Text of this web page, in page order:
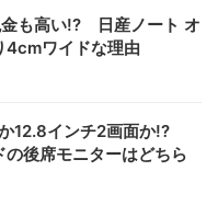
も高い!? 日産ノート オ
4cmワイドな理由
12.8インチ2画面か!?
後席モニターはどちら